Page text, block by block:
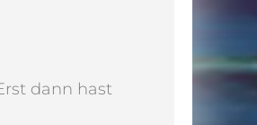
dann hast